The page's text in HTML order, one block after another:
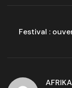
Festival :